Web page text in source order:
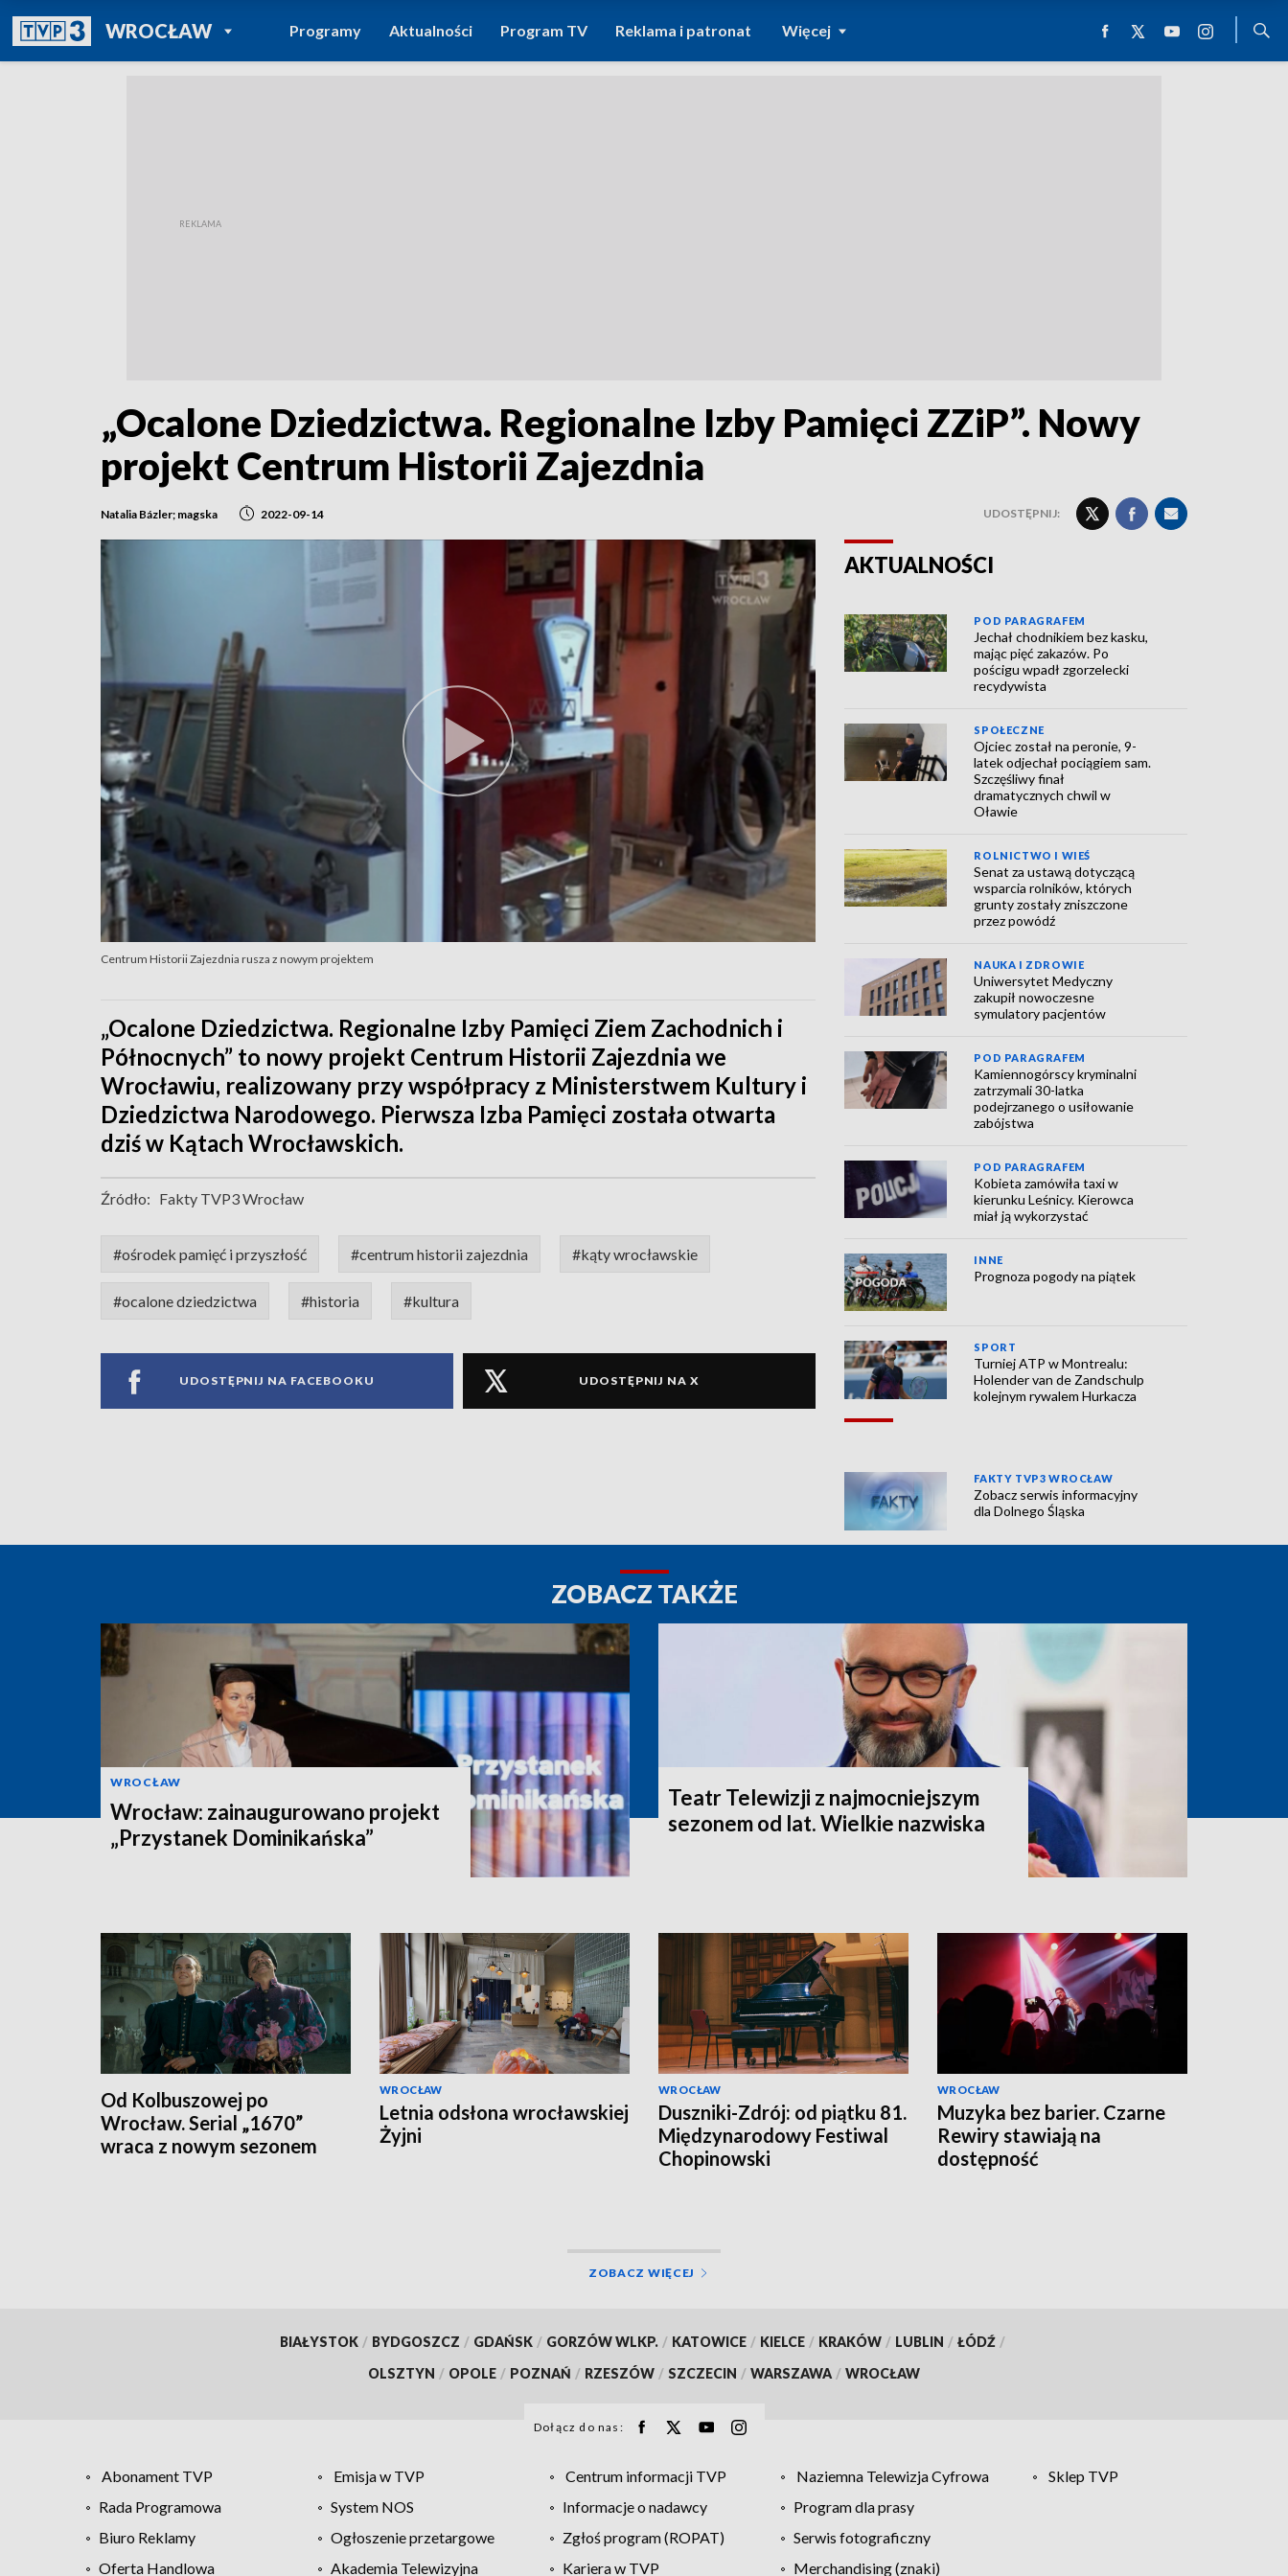
WROCŁAWPOWRÓT DO
TVP REGIONY
Programy Aktualności Program TV Reklama i patronat Więcej
„Ocalone Dziedzictwa. Regionalne Izby Pamięci ZZiP”. Nowy
projekt Centrum Historii Zajezdnia
Natalia Bázler; magska 2022-09-14 UDOSTĘPNIJ:
Centrum Historii Zajezdnia rusza z nowym projektem
„Ocalone Dziedzictwa. Regionalne Izby Pamięci Ziem Zachodnich i
Północnych” to nowy projekt Centrum Historii Zajezdnia we
Wrocławiu, realizowany przy współpracy z Ministerstwem Kultury i
Dziedzictwa Narodowego. Pierwsza Izba Pamięci została otwarta
dziś w Kątach Wrocławskich.
Źródło: Fakty TVP3 Wrocław
#ośrodek pamięć i przyszłość #centrum historii zajezdnia #kąty wrocławskie
#ocalone dziedzictwa #historia #kultura
UDOSTĘPNIJ NA FACEBOOKU UDOSTĘPNIJ NA X
AKTUALNOŚCI
POD PARAGRAFEM
Jechał chodnikiem bez kasku,
mając pięć zakazów. Po
pościgu wpadł zgorzelecki
recydywista
SPOŁECZNE
Ojciec został na peronie, 9-
latek odjechał pociągiem sam.
Szczęśliwy finał
dramatycznych chwil w
Oławie
ROLNICTWO I WIEŚ
Senat za ustawą dotyczącą
wsparcia rolników, których
grunty zostały zniszczone
przez powódź
NAUKA I ZDROWIE
Uniwersytet Medyczny
zakupił nowoczesne
symulatory pacjentów
POD PARAGRAFEM
Kamiennogórscy kryminalni
zatrzymali 30-latka
podejrzanego o usiłowanie
zabójstwa
POD PARAGRAFEM
Kobieta zamówiła taxi w
kierunku Leśnicy. Kierowca
miał ją wykorzystać
INNE
Prognoza pogody na piątek
SPORT
Turniej ATP w Montrealu:
Holender van de Zandschulp
kolejnym rywalem Hurkacza
FAKTY TVP3 WROCŁAW
Zobacz serwis informacyjny
dla Dolnego Śląska
ZOBACZ TAKŻE
WROCŁAW
Wrocław: zainaugurowano projekt
„Przystanek Dominikańska”
Teatr Telewizji z najmocniejszym
sezonem od lat. Wielkie nazwiska
Od Kolbuszowej po
Wrocław. Serial „1670”
wraca z nowym sezonem
WROCŁAW
Letnia odsłona wrocławskiej
Żyjni
WROCŁAW
Duszniki-Zdrój: od piątku 81.
Międzynarodowy Festiwal
Chopinowski
WROCŁAW
Muzyka bez barier. Czarne
Rewiry stawiają na
dostępność
ZOBACZ WIĘCEJ
BIAŁYSTOK / BYDGOSZCZ / GDAŃSK / GORZÓW WLKP. / KATOWICE / KIELCE / KRAKÓW / LUBLIN / ŁÓDŹ /
OLSZTYN / OPOLE / POZNAŃ / RZESZÓW / SZCZECIN / WARSZAWA / WROCŁAW
Dołącz do nas:
Abonament TVP Emisja w TVP Centrum informacji TVP Naziemna Telewizja Cyfrowa
Sklep TVP
Rada Programowa
System NOS Informacje o nadawcy
Program dla prasy
Biuro Reklamy
Ogłoszenie przetargowe Zgłoś program (ROPAT)
Serwis fotograficzny
Oferta Handlowa
Akademia Telewizyjna Kariera w TVP Merchandising (znaki)